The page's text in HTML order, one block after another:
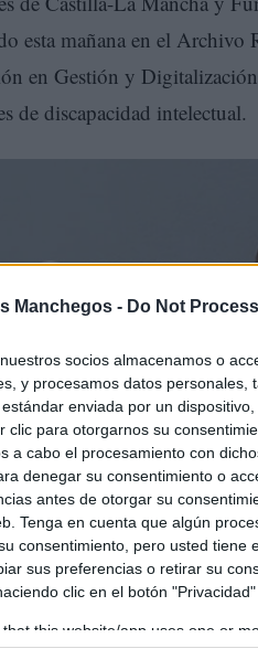
Manchegos - Do Not
socios almacenamos o
y procesamos datos personales,
enviada por un
clic para otorgarnos su
a cabo el procesamiento con
denegar su consentimiento o
antes de otorgar su
Tenga en cuenta que algún
consentimiento, pero usted tiene
sus preferencias o retirar su
clic en el botón
that this website/app uses one or
but not limited to your visit
esta mañana en el Archivo
en Gestión y
de discapacidad intelectual.
final a la edición 2024-
de un programa
de trabajo